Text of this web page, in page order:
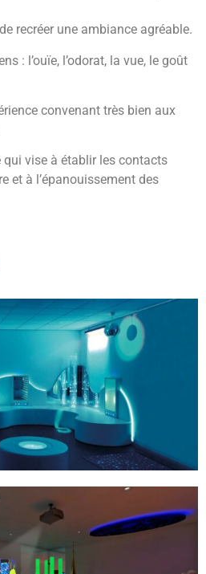
recréer une ambiance agréable.
: l’ouïe, l’odorat, la vue, le goût
convenant très bien aux
qui vise à établir les contacts
et à l’épanouissement des